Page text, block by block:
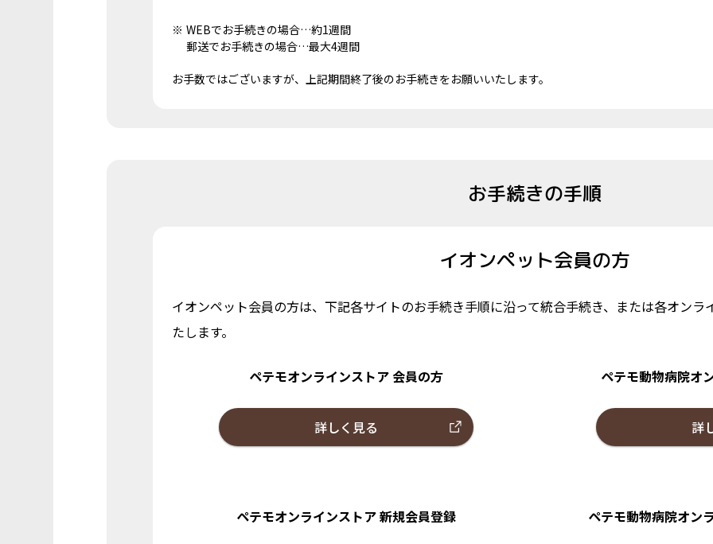
WEBでお手続きの場合…約1週間
郵送でお手続きの場合…最大4週間
お手数ではございますが、 上記期間終了後のお手続きをお願いいたします。
お手続きの手順
イオンペット会員の方
イオンペット会員の方は、下記各サイトのお手続き手順に沿って統合手続き、または各オン
たします。
ペテモオンラインストア 会員の方
詳しく見る
ペテモ動物病院オ
詳
ペテモオンラインストア新規会員登録 ペテモ動物病院オン